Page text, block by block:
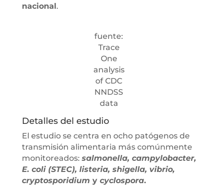
nacional.
fuente:
Trace
One
analysis
of CDC
NNDSS
data
Detalles del estudio
El estudio se centra en ocho patógenos de
transmisión alimentaria más comúnmente
monitoreados: salmonella, campylobacter,
E. coli (STEC), listeria, shigella, vibrio,
cryptosporidium y cyclospora.